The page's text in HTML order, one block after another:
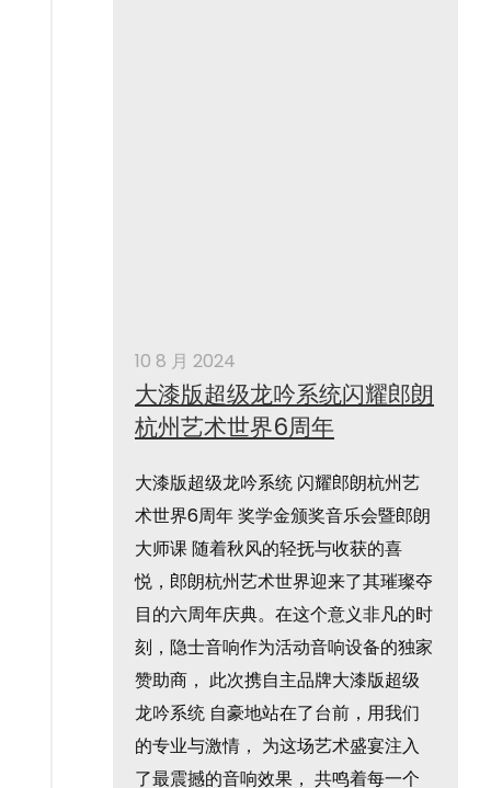
10 8 月 2024
大漆版超级龙吟系统闪耀郎朗
杭州艺术世界6周年
大漆版超级龙吟系统 闪耀郎朗杭州艺
术世界6周年 奖学金颁奖音乐会暨郎朗
大师课 随着秋风的轻抚与收获的喜
悦，郎朗杭州艺术世界迎来了其璀璨夺
目的六周年庆典。在这个意义非凡的时
刻，隐士音响作为活动音响设备的独家
赞助商， 此次携自主品牌大漆版超级
龙吟系统 自豪地站在了台前，用我们
的专业与激情， 为这场艺术盛宴注入
了最震撼的音响效果， 共鸣着每一个